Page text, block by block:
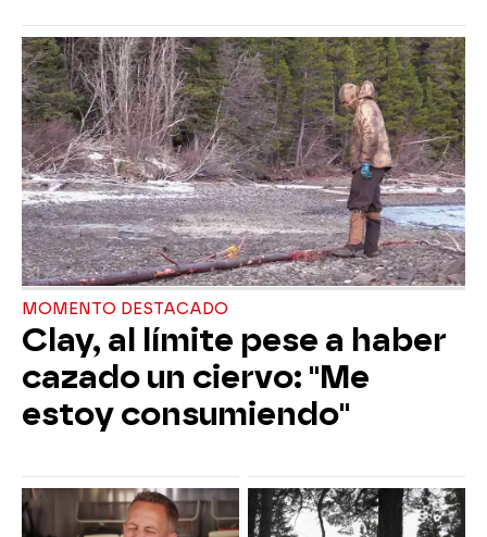
MOMENTO DESTACADO
Clay, al límite pese a haber
cazado un ciervo: "Me
estoy consumiendo"